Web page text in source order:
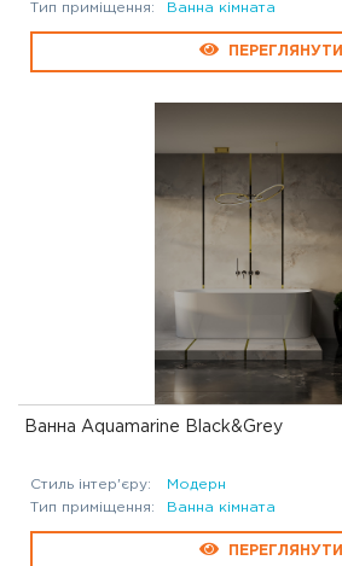
Тип приміщення:
Ванна кімната
ПЕРЕГЛЯНУТИ
Ванна Aquamarine Black&Grey
Стиль інтер'єру:
Модерн
Тип приміщення:
Ванна кімната
ПЕРЕГЛЯНУТИ